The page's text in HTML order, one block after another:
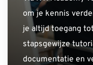
om je kennis
je altijd toegang
stapsgewijze
documentatie en